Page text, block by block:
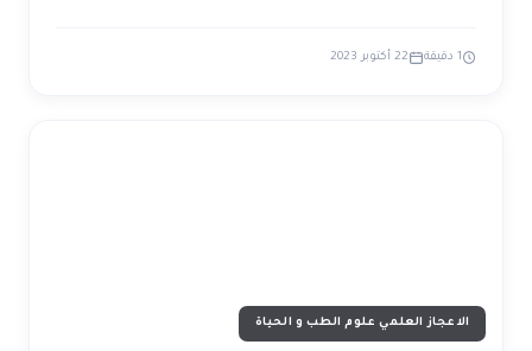
1 دقيقة 22 أكتوبر 2023
الاعجاز العلمي علوم الطب و الحياة